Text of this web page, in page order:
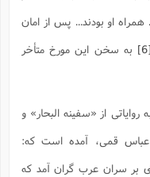
او بودند... پس از امان
به سخن این مورخ متأخر
از «سفینه البحار» و
عباس قمی، آمده است که:
بر سران عرب گران آمد که